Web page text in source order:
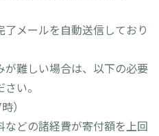
メールを自動送信しており
が難しい場合は、以下の必要
い。
）
などの諸経費が寄付額を上回